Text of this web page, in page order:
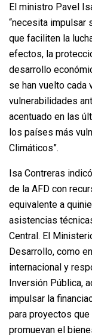
El ministro Pavel
“necesita impulsar
que faciliten la
efectos, la
desarrollo
se han vuelto cada
vulnerabilidades
acentuado en las
los países más
Climáticos”.
Isa Contreras
de la AFD con
equivalente a
asistencias
Central. El
Desarrollo, como
internacional y
Inversión Pública,
impulsar la
para proyectos
promuevan el